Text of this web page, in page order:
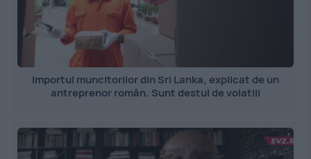
Importul muncitorilor din Sri Lanka, explicat de un
antreprenor român. Sunt destul de volatili